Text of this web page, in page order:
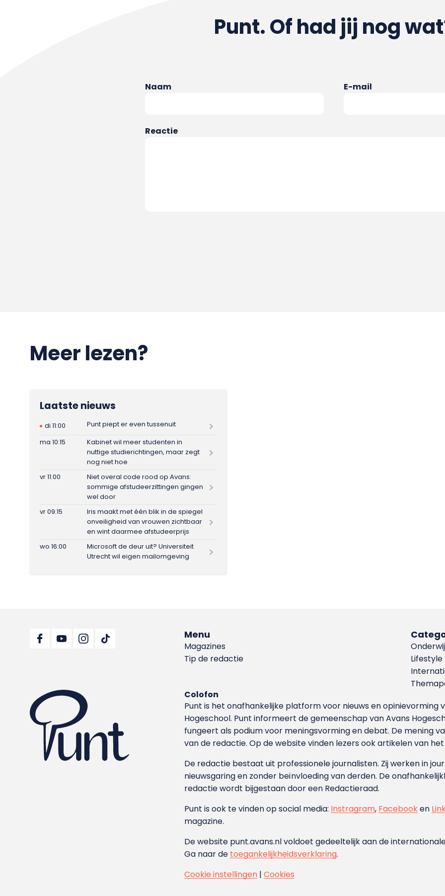
Punt. Of had jij nog
Naam E-mail
Reactie
Meer lezen?
Laatste nieuws
di 11:00
Punt piept er even tussenuit
ma 10:15
Kabinet wil meer studenten in
nuttige studierichtingen, maar zegt
nog niet hoe
vr 11:00
Niet overal code rood op Avans:
sommige afstudeerzittingen gingen
wel door
vr 09:15
Iris maakt met één blik in de spiegel
onveiligheid van vrouwen zichtbaar
en wint daarmee afstudeerprijs
wo 16:00
Microsoft de deur uit? Universiteit
Utrecht wil eigen mailomgeving
Menu
Magazines
Tip de redactie
Lifestyle
Colofon
Punt is het onafhankelijke platform voor nieuws en
Hoge­school. Punt informeert de gemeenschap van Avans
fungeert als podium voor meningsvorming en debat. De mening
van de redactie. Op de website vinden lezers ook artikelen van
De redactie bestaat uit professionele journalisten. Zij werken in
nieuwsgaring en zonder beïnvloeding van derden. De
redactie wordt bijgestaan door een Redactieraad.
Punt is ook te vinden op social media: Instragram, Facebooken
magazine.
De website punt.avans.nl voldoet gedeeltelijk aan de
Ga naar de toegankelijkheidsverklaring.
Cookie instellingen |Cookies